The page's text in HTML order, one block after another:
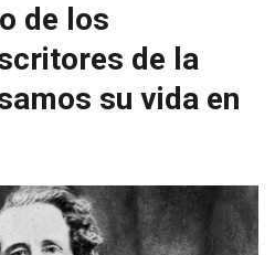
de los
de la
su vida en